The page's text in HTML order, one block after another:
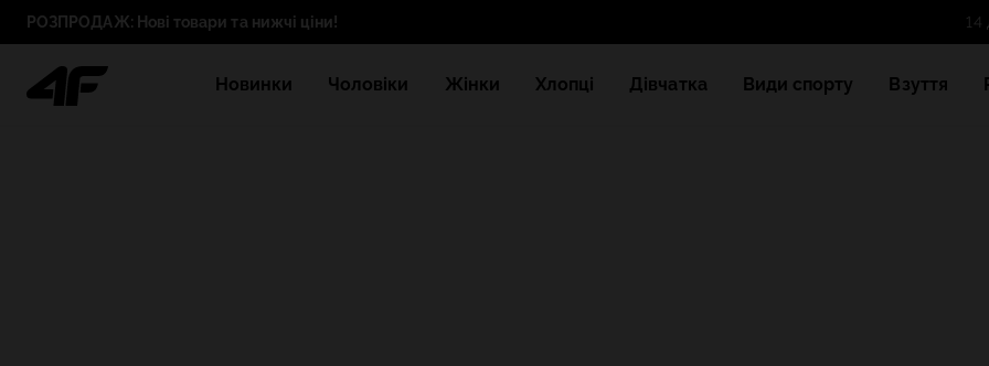
РОЗПРОДАЖ: Нові товари та нижчі ціни!
Новинки Чоловіки Жінки Хлопці Дівчатка Види спорту Взуття